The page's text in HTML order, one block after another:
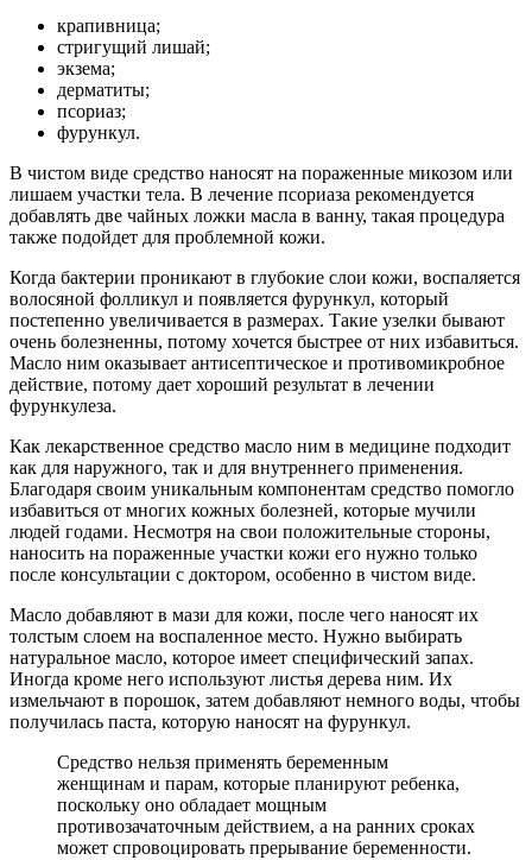
крапивница;
стригущий лишай;
экзема;
дерматиты;
псориаз;
фурункул.
В чистом виде средство наносят на пораженные микозом или
лишаем участки тела. В лечение псориаза рекомендуется
добавлять две чайных ложки масла в ванну, такая процедура
также подойдет для проблемной кожи.
Когда бактерии проникают в глубокие слои кожи, воспаляется
волосяной фолликул и появляется фурункул, который
постепенно увеличивается в размерах. Такие узелки бывают
очень болезненны, потому хочется быстрее от них избавиться.
Масло ним оказывает антисептическое и противомикробное
действие, потому дает хороший результат в лечении
фурункулеза.
Как лекарственное средство масло ним в медицине подходит
как для наружного, так и для внутреннего применения.
Благодаря своим уникальным компонентам средство помогло
избавиться от многих кожных болезней, которые мучили
людей годами. Несмотря на свои положительные стороны,
наносить на пораженные участки кожи его нужно только
после консультации с доктором, особенно в чистом виде.
Масло добавляют в мази для кожи, после чего наносят их
толстым слоем на воспаленное место. Нужно выбирать
натуральное масло, которое имеет специфический запах.
Иногда кроме него используют листья дерева ним. Их
измельчают в порошок, затем добавляют немного воды, чтобы
получилась паста, которую наносят на фурункул.
Средство нельзя применять беременным
женщинам и парам, которые планируют ребенка,
поскольку оно обладает мощным
противозачаточным действием, а на ранних сроках
может спровоцировать прерывание беременности.